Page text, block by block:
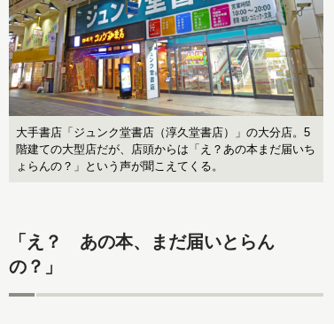
大手書店「ジュンク堂書店（淳久堂書店）」の大分店。5
階建ての大型店だが、店頭からは「え？あの本まだ届いち
ょらんの？」という声が聞こえてくる。
「え？ あの本、まだ届いとらん
の？」